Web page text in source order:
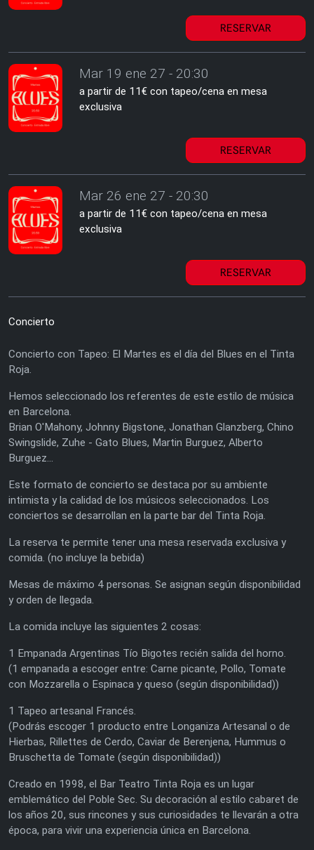
RESERVAR
Mar 19 ene 27 - 20:30
a partir de 11€ con tapeo/cena en mesa
exclusiva
RESERVAR
Mar 26 ene 27 - 20:30
a partir de 11€ con tapeo/cena en mesa
exclusiva
RESERVAR
Concierto
Concierto con Tapeo: El Martes es el día del Blues en el Tinta
Roja.
Hemos seleccionado los referentes de este estilo de música
en Barcelona.
Brian O'Mahony, Johnny Bigstone, Jonathan Glanzberg, Chino
Swingslide, Zuhe - Gato Blues, Martin Burguez, Alberto
Burguez...
Este formato de concierto se destaca por su ambiente
intimista y la calidad de los músicos seleccionados. Los
conciertos se desarrollan en la parte bar del Tinta Roja.
La reserva te permite tener una mesa reservada exclusiva y
comida. (no incluye la bebida)
Mesas de máximo 4 personas. Se asignan según disponibilidad
y orden de llegada.
La comida incluye las siguientes 2 cosas:
1 Empanada Argentinas Tío Bigotes recién salida del horno.
(1 empanada a escoger entre: Carne picante, Pollo, Tomate
con Mozzarella o Espinaca y queso (según disponibilidad))
1 Tapeo artesanal Francés.
(Podrás escoger 1 producto entre Longaniza Artesanal o de
Hierbas, Rillettes de Cerdo, Caviar de Berenjena, Hummus o
Bruschetta de Tomate (según disponibilidad))
Creado en 1998, el Bar Teatro Tinta Roja es un lugar
emblemático del Poble Sec. Su decoración al estilo cabaret de
los años 20, sus rincones y sus curiosidades te llevarán a otra
época, para vivir una experiencia única en Barcelona.